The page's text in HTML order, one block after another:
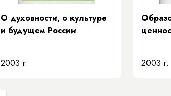
О духовности, о культуре
и будущем России
2003 г. 2003 г.